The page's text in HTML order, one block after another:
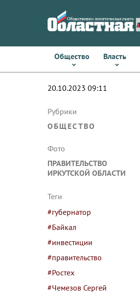
Общество Власть
20.10.2023 09:11
Рубрики
ОБЩЕСТВО
Фото
ПРАВИТЕЛЬСТВО
ИРКУТСКОЙ ОБЛАСТИ
Теги
#губернатор
#Байкал
#инвестиции
#правительство
#Ростех
#Чемезов Сергей